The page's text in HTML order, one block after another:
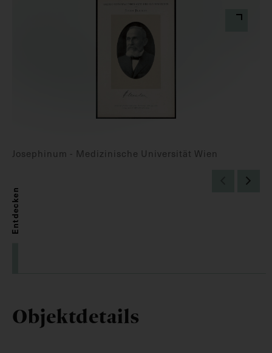
Josephinum - Medizinische Universität Wien
Entdecken
Objektdetails